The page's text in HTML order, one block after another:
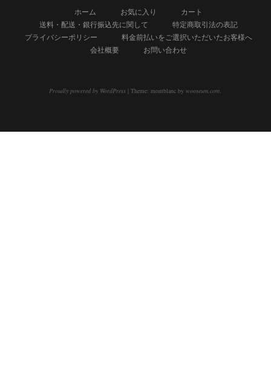
ホーム お気に入り
カート
送料・配送・銀行振込先に関して
特定商取引法の表記
プライバシーポリシー
料金前払いをご選択いただいたお客様へ
会社概要
お問い合わせ
Proudly powered by WordPress |Theme: montblanc by wooseum.com.